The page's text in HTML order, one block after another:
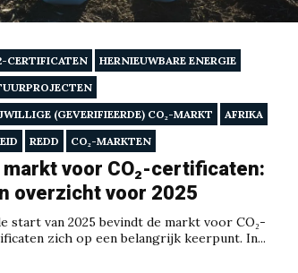
CERTIFICATEN
HERNIEUWBARE ENERGIE
(GEVERIFIEERDE) CO₂-MARKT
AFRIKA
REDD CO₂-MARKTEN
markt voor CO₂-certificaten:
overzicht voor 2025
start van 2025 bevindt de markt voor CO₂-
zich op een belangrijk keerpunt. In...